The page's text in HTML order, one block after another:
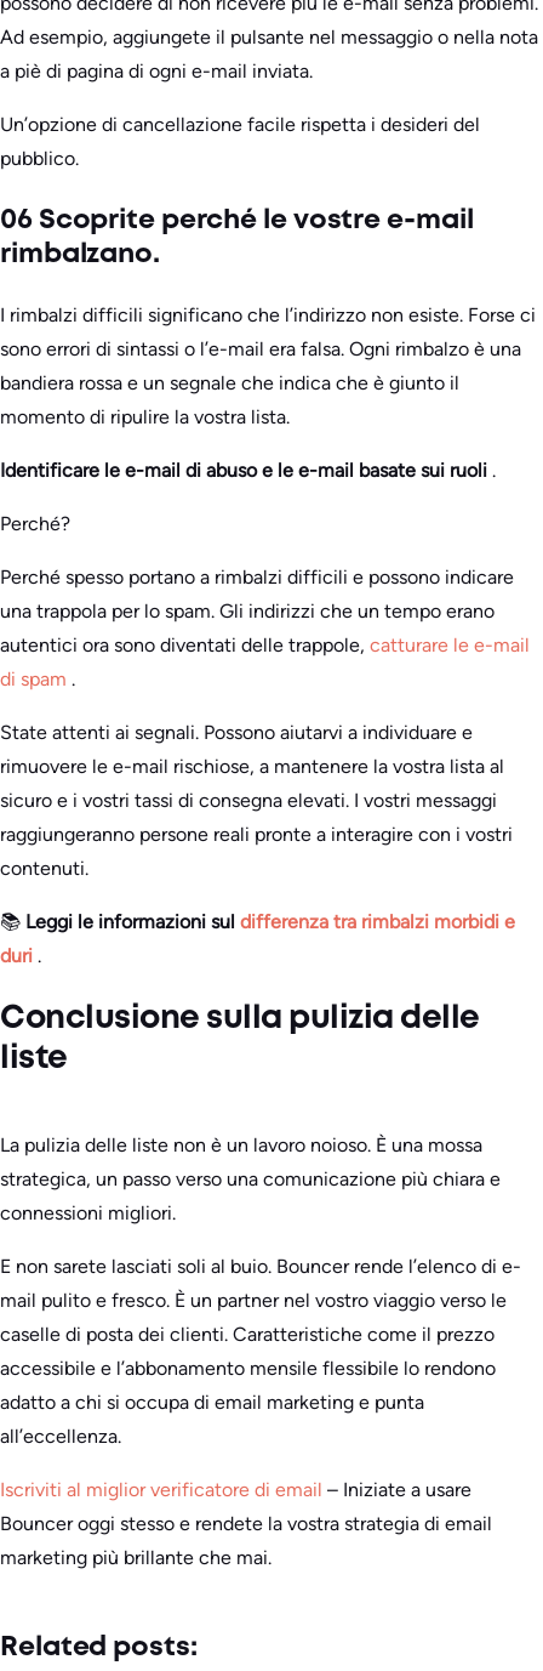
Ad esempio, aggiungete il pulsante nel messaggio o nella nota
a piè di pagina di ogni e-mail inviata.
Un’opzione di cancellazione facile rispetta i desideri del
pubblico.
06 Scoprite perché le vostre e-mail
rimbalzano.
I rimbalzi difficili significano che l’indirizzo non esiste. Forse ci
sono errori di sintassi o l’e-mail era falsa. Ogni rimbalzo è una
bandiera rossa e un segnale che indica che è giunto il
momento di ripulire la vostra lista.
Identificare le e-mail di abuso e le e-mail basate sui ruoli .
Perché?
Perché spesso portano a rimbalzi difficili e possono indicare
una trappola per lo spam. Gli indirizzi che un tempo erano
autentici ora sono diventati delle trappole, catturare le e-mail
di spam .
State attenti ai segnali. Possono aiutarvi a individuare e
rimuovere le e-mail rischiose, a mantenere la vostra lista al
sicuro e i vostri tassi di consegna elevati. I vostri messaggi
raggiungeranno persone reali pronte a interagire con i vostri
contenuti.
📚 Leggi le informazioni sul differenza tra rimbalzi morbidi e
duri .
Conclusione sulla pulizia delle
liste
La pulizia delle liste non è un lavoro noioso. È una mossa
strategica, un passo verso una comunicazione più chiara e
connessioni migliori.
E non sarete lasciati soli al buio. Bouncer rende l’elenco di e-
mail pulito e fresco. È un partner nel vostro viaggio verso le
caselle di posta dei clienti. Caratteristiche come il prezzo
accessibile e l’abbonamento mensile flessibile lo rendono
adatto a chi si occupa di email marketing e punta
all’eccellenza.
Iscriviti al miglior verificatore di email – Iniziate a usare
Bouncer oggi stesso e rendete la vostra strategia di email
marketing più brillante che mai.
Related posts: